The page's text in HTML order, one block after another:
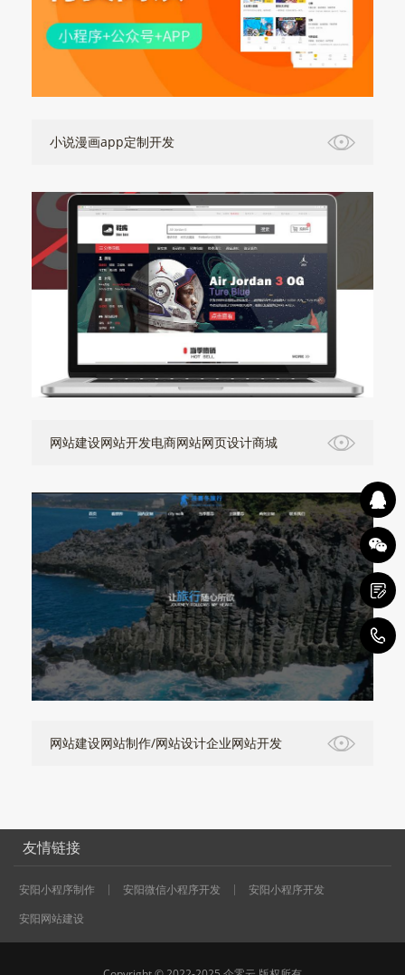
小说漫画app定制开发
网站建设网站开发电商网站网页设计商城
网站建设网站制作/网站设计企业网站开发
友情链接
安阳小程序制作 安阳微信小程序开发
安阳小程序开发
安阳网站建设